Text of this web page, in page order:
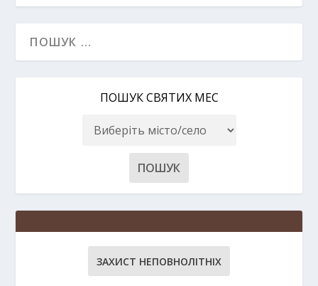
ПОШУК СВЯТИХ МЕС
ЗАХИСТ НЕПОВНОЛІТНІХ